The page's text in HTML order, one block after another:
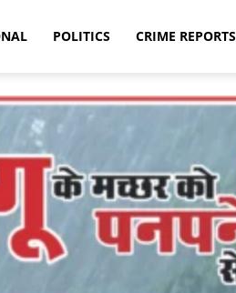
POLITICS CRIME REPORTS